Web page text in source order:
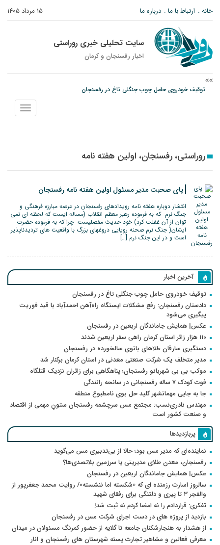
۱۵ مرداد ۱۴۰۵ خانه ارتباط با ما درباره ما
سایت تحلیلی خبری روراستی
اخبار رفسنجان و كرمان
توقیف خودروی حامل چوب جنگلی تاغ در رفسنجان
دادستان رفسنجان: رفع مشکلات ایستگاه راه‌آهن احمدآباد با قید فوریت پیگیری
نمایش
منو
روراستی، رفسنجان، اولین هفته نامه
پای صحبت مدیر مسئول اولین هفته نامه رفسنجان
انتشار دوباره هفته نامه رویدادهای رفسنجان در عرصه مبارزه فرهنگی و
جنگ نرم که به فرموده رهبر معظم انقلاب (مساله ایست که لحظه ای نمی
توان از آن غفلت کرد) خود حدیث مفصلیست چرا که به فرموده حضرت
ایشان( جنگ نرم صحنه رویایی دروغهای بزرگ با واقعیت های تردیدناپذیر
است و در این جنگ نرم […]
آخرین اخبار
توقیف خودروی حامل چوب جنگلی تاغ در رفسنجان
دادستان رفسنجان: رفع مشکلات ایستگاه راه‌آهن احمدآباد با قید فوریت
پیگیری می‌شود
عکس| همایش جاماندگان اربعین در رفسنجان
۱۱۰ هزار زائر استان کرمان راهی سفر اربعین شدند
دستگیری سارقان طلاهای بانوی سالخورده در رفسنجان
مدیر متخلف یک شرکت صنعتی معدنی در استان کرمان برکنار شد
موکب بی بی شهربانو رفسنجان؛ پناهگاهی برای زائران نزدیک قتلگاه
فوت کودک ۷ ساله رفسنجانی در سانحه رانندگی
جا به جایی مهمانشهر کلید حل بوی نامطبوع منطقه
مهندس نادری‌نسب: مجتمع مس سرچشمه رفسنجان ستونِ مهمی از اقتصاد
و صنعت کشور است
پربازدیدها
نماینده‌ای که مدیر مس بود؛ حالا از بی‌تدبیری مس می‌گوید
رفسنجان، معدن طلای مدیریتی یا سرزمین بلاتصدی‌ها؟
عکس| همایش جاماندگان اربعین در رفسنجان
سالروز اسارت رزمنده ای که «شکسته اما ننشسته»/ روایت محمد جعفرپور از
والفجر ۳ تا پیری و دلتنگی برای رفقای شهید
تفکری: قراردادم را نه امضا کردم نه ثبت شد!
بازدید از پروژه های در دست اجرای شرکت مس در رفسنجان
از هشدار به هنجارشکنان جامعه تا گلایه از حضور کمرنگ مسئولان در میدان
معرفی فعالین و مشاهیر تجارت پسته شهرستان های رفسنجان و انار